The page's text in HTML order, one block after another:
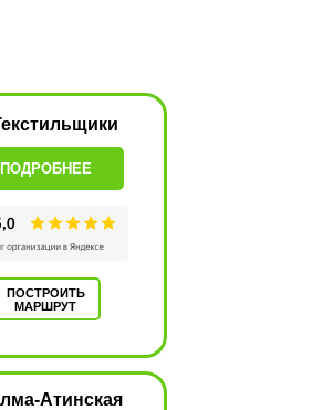
ПОСТРОИТЬ
МАРШРУТ
ПОДРОБНЕЕ
Атинская